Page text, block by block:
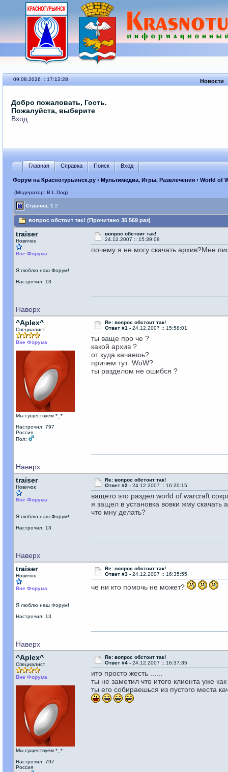
09.08.2026 :: 17:12:28 Новости
Добро пожаловать, Гость.
Пожалуйста, выберите
Вход
Главная Справка Поиск Вход
Форум на Краснотурьинск.ру› Мультимедиа, Игры, Развлечения› World of
(Модератор: B.L.Dog)
Страниц: 1 2
вопрос обстоит так! (Прочитано 35 569 раз)
traiser
Новичок
Вне Форума
Я люблю наш Форум!
Настрочил: 13
вопрос обстоит так!
24.12.2007 :: 15:39:08
почему я не могу скачать архив?Мне
Наверх
^Aplex^
Специалист
Вне Форума
Мы существуем *_*
Настрочил: 797
Россия
Пол:
Re: вопрос обстоит так!
Ответ #1 - 24.12.2007 :: 15:58:01
ты ваще про че ?
какой архив ?
от куда качаешь?
причем тут WoW?
ты разделом не ошибся ?
Наверх
traiser
Новичок
Вне Форума
Я люблю наш Форум!
Настрочил: 13
Re: вопрос обстоит так!
Ответ #2 - 24.12.2007 :: 16:20:15
ващето это раздел world of warcraft
я защел в установка вовки жму
что мну делать?
Наверх
traiser
Новичок
Вне Форума
Я люблю наш Форум!
Настрочил: 13
Re: вопрос обстоит так!
Ответ #3 - 24.12.2007 :: 16:35:55
че ни кто помочь не может?
Наверх
^Aplex^
Специалист
Вне Форума
Мы существуем *_*
Настрочил: 797
Россия
Re: вопрос обстоит так!
Ответ #4 - 24.12.2007 :: 16:37:35
ито просто жесть ......
ты не заметил что итого клиента уже
ты его собираешься из пустого места